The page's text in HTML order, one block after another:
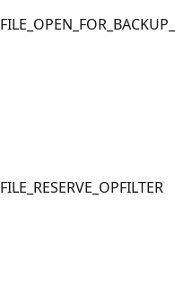
FILE_RESERVE_OPFILTER